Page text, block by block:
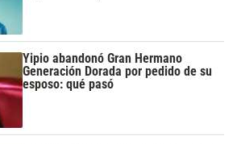
Yipio abandonó Gran Hermano
Generación Dorada por pedido de su
esposo: qué pasó